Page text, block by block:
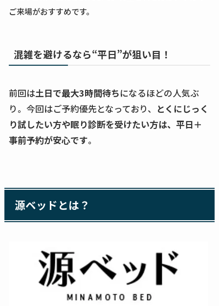
ご来場がおすすめです。
混雑を避けるなら“平日”が狙い目！
前回は土日で最大3時間待ちになるほどの人気ぶ
り。今回はご予約優先となっており、 とくにじっく
り試したい方や眠り診断を受けたい方は、平日＋
事前予約が安心です。
源ベッドとは？